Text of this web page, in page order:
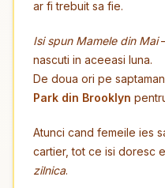
ar fi trebuit sa fie.
Isi spun Mamele din Mai
nascuti in aceeasi luna.
De doua ori pe
Park din Brooklyn
Atunci cand femeile ies
cartier, tot ce isi doresc
zilnica.